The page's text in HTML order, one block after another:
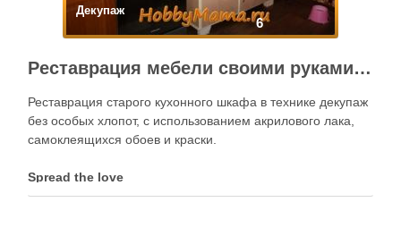
Декупаж
6
Реставрация мебели своими руками в технике декупаж
Реставрация старого кухонного шкафа в технике декупаж
без особых хлопот, с использованием акрилового лака,
самоклеящихся обоев и краски.
Spread the love